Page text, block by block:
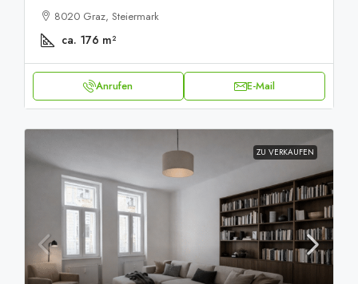
8020 Graz, Steiermark
ca. 176 m²
Anrufen E-Mail
ZU VERKAUFEN